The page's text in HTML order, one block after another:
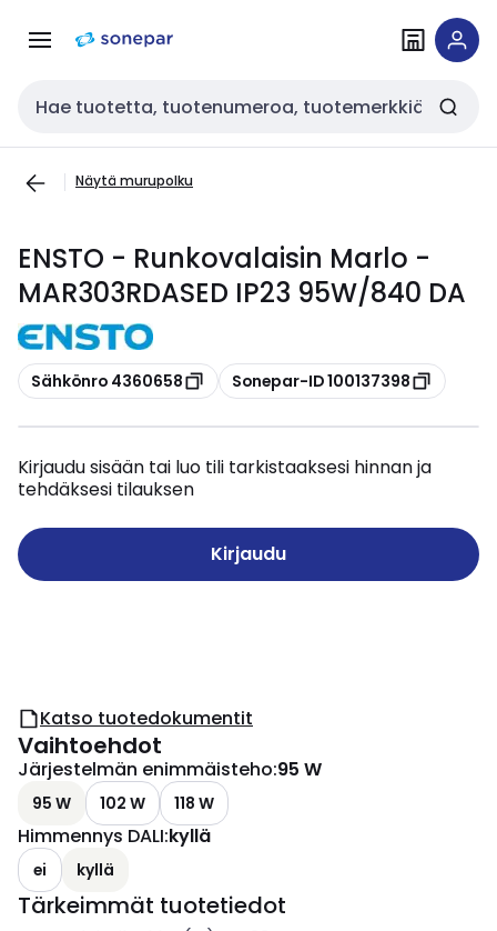
navigointiinsisältöön
Haku
Näytä murupolku
ENSTO - Runkovalaisin Marlo -
MAR303RDASED IP23 95W/840 DA
Kopioi
Sähkönro 4360658 Kopioi
Sonepar-ID 100137398
Kirjaudu sisään tai luo tili tarkistaaksesi hinnan ja
tehdäksesi tilauksen
Kirjaudu
Katso tuotedokumentit
Vaihtoehdot
Järjestelmän enimmäisteho:95 W
95 W 102 W 118 W
Himmennys DALI:kyllä
ei kyllä
Tärkeimmät tuotetiedot